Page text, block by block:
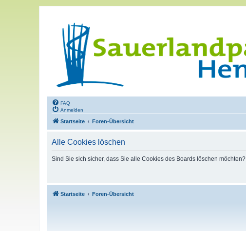
FAQ
Anmelden
Startseite Foren-Übersicht
Alle Cookies löschen
Sind Sie sich sicher, dass Sie alle Cookies des Boards löschen möchten?
Startseite Foren-Übersicht